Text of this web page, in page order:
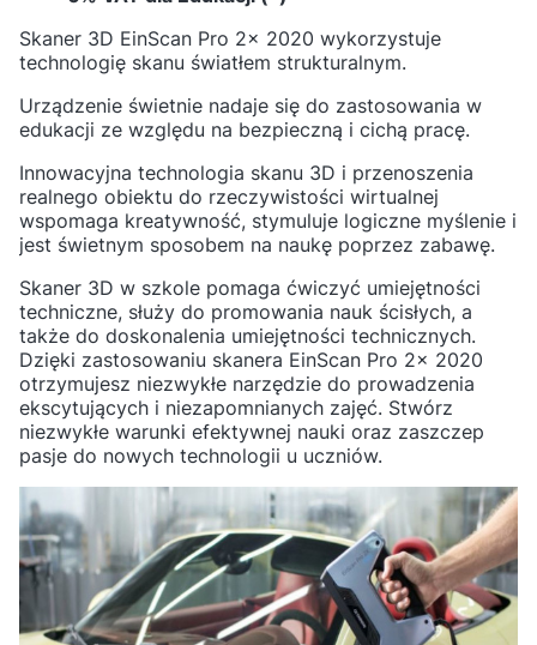
Skaner 3D EinScan Pro 2x 2020 wykorzystuje
technologię skanu światłem strukturalnym.
Urządzenie świetnie nadaje się do zastosowania w
edukacji ze względu na bezpieczną i cichą pracę.
Innowacyjna technologia skanu 3D i przenoszenia
realnego obiektu do rzeczywistości wirtualnej
wspomaga kreatywność, stymuluje logiczne myślenie i
jest świetnym sposobem na naukę poprzez zabawę.
Skaner 3D w szkole pomaga ćwiczyć umiejętności
techniczne, służy do promowania nauk ścisłych, a
także do doskonalenia umiejętności technicznych.
Dzięki zastosowaniu skanera EinScan Pro 2x 2020
otrzymujesz niezwykłe narzędzie do prowadzenia
ekscytujących i niezapomnianych zajęć. Stwórz
niezwykłe warunki efektywnej nauki oraz zaszczep
pasje do nowych technologii u uczniów.